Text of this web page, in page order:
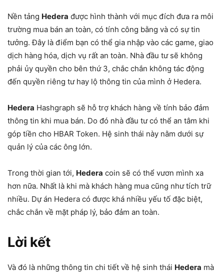
Nền tảng Hedera được hình thành với mục đích đưa ra môi
trường mua bán an toàn, có tính công bằng và có sự tin
tưởng. Đây là điểm bạn có thể gia nhập vào các game, giao
dịch hàng hóa, dịch vụ rất an toàn. Nhà đầu tư sẽ không
phải ủy quyền cho bên thứ 3, chắc chắn không tác động
đến quyền riêng tư hay lộ thông tin của mình ở Hedera.
Hedera Hashgraph sẽ hỗ trợ khách hàng về tính bảo đảm
thông tin khi mua bán. Do đó nhà đầu tư có thể an tâm khi
góp tiền cho HBAR Token. Hệ sinh thái này nằm dưới sự
quản lý của các ông lớn.
Trong thời gian tới, Hedera coin sẽ có thể vươn mình xa
hơn nữa. Nhất là khi mà khách hàng mua cũng như tích trữ
nhiều. Dự án Hedera có được khá nhiều yếu tố đặc biệt,
chắc chắn về mặt pháp lý, bảo đảm an toàn.
Lời kết
Và đó là những thông tin chi tiết về hệ sinh thái Hedera mà